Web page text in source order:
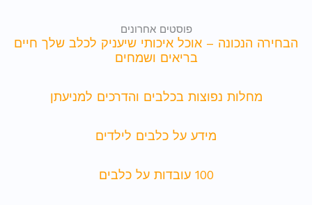
פוסטים אחרונים
הבחירה הנכונה – אוכל איכותי שיעניק לכלב שלך חיים
בריאים ושמחים
מחלות נפוצות בכלבים והדרכים למניעתן
מידע על כלבים לילדים
100 עובדות על כלבים